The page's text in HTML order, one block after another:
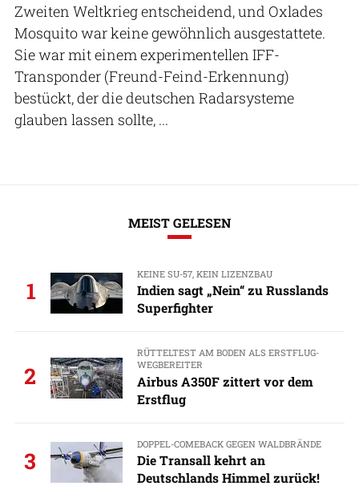
Zweiten Weltkrieg entscheidend, und Oxlades
Mosquito war keine gewöhnlich ausgestattete.
Sie war mit einem experimentellen IFF-
Transponder (Freund-Feind-Erkennung)
bestückt, der die deutschen Radarsysteme
glauben lassen sollte, ...
MEIST GELESEN
1
KEINE SU-57, KEIN LIZENZBAU
Indien sagt „Nein“ zu Russlands
Superfighter
2
RÜTTELTEST AM BODEN ALS ERSTFLUG-
WEGBEREITER
Airbus A350F zittert vor dem
Erstflug
3
DOPPEL-COMEBACK GEGEN WALDBRÄNDE
Die Transall kehrt an
Deutschlands Himmel zurück!